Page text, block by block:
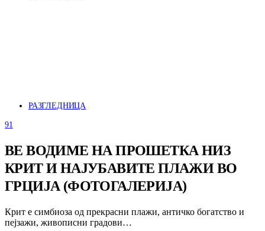
РАЗГЛЕДНИЦА
91
ВЕ ВОДИМЕ НА ПРОШЕТКА НИЗ
КРИТ И НАЈУБАВИТЕ ПЛАЖИ ВО
ГРЦИЈА (ФОТОГАЛЕРИЈА)
Крит е симбиоза од прекрасни плажи, античко богатство и
пејзажи, живописни градови…